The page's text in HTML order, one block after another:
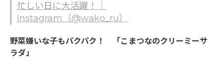
忙しい日に大活躍！｜
Instagram（@wako_ru）
野菜嫌いな子もパクパク！ 「こまつなのクリーミーサ
ラダ」